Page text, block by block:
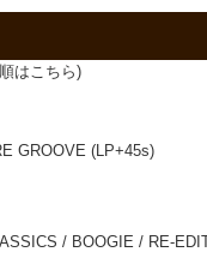
はこちら)
GROOVE (LP+45s)
/ BOOGIE / RE-